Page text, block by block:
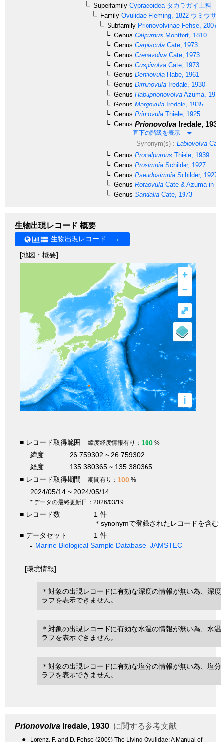
Superfamily Cypraeoidea タカラガイ上科
Family Ovulidae Fleming, 1822 ウミウサ
Subfamily Prionovolvinae Fehse, 2007
Genus Calpurnus Montfort, 1810
Genus Carpiscula Cate, 1973
Genus Crenavolva Cate, 1973
Genus Cuspivolva Cate, 1973
Genus Dentiovula Habe, 1961
Genus Diminovula Iredale, 1930
Genus Habuprionovolva Azuma,
Genus Margovula Iredale, 1935
Genus Primovula Thiele, 1925
Genus Prionovolva Iredale, 1930
直下の階級を表示
Synonym(s) : Labiovolva
Genus Procalpurnus Thiele, 1939
Genus Prosimnia Schilder, 1927
Genus Pseudosimnia Schilder, 1927
Genus Rotaovula Cate & Azuma in
Genus Sandalia Cate, 1973
生物出現レコード 概要
生物出現レコード →
[地図・概要]
+
–
i
⤢
■ レコード取得範囲 緯度経度情報有り： 100 %
緯度
26.759302 ~ 26.759302
経度
135.380365 ~ 135.380365
■ レコード取得期間
期間有り： 100 %
2024/05/14 ~ 2024/05/14
* データの最終更新日：2026/03/19
■ レコード数
1 件
＊synonymで登録されたレコードを含む
■ データセット
1 件
Marine Biological Sample Database, JAMSTEC
[環境情報]
＊対象の出現レコードに有効な深度の情報が無い為、深
ラフを表示できません。
＊対象の出現レコードに有効な水温の情報が無い為、水
ラフを表示できません。
＊対象の出現レコードに有効な塩分の情報が無い為、塩
ラフを表示できません。
Prionovolva Iredale, 1930 に関する参考文献
● Lorenz, F. and D. Fehse (2009) The Living Ovulidae: A Manual of